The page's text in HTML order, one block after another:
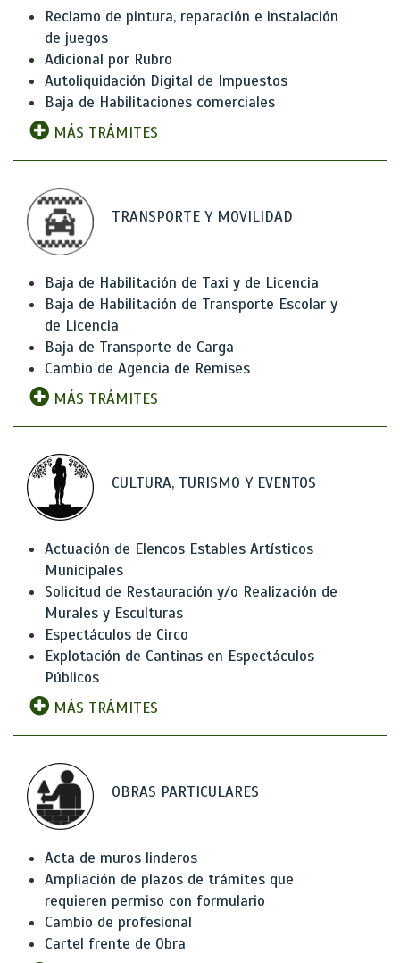
Reclamo de pintura, reparación e instalación
de juegos
Adicional por Rubro
Autoliquidación Digital de Impuestos
Baja de Habilitaciones comerciales
MÁS TRÁMITES
TRANSPORTE Y MOVILIDAD
Baja de Habilitación de Taxi y de Licencia
Baja de Habilitación de Transporte Escolar y
de Licencia
Baja de Transporte de Carga
Cambio de Agencia de Remises
MÁS TRÁMITES
CULTURA, TURISMO Y EVENTOS
Actuación de Elencos Estables Artísticos
Municipales
Solicitud de Restauración y/o Realización de
Murales y Esculturas
Espectáculos de Circo
Explotación de Cantinas en Espectáculos
Públicos
MÁS TRÁMITES
OBRAS PARTICULARES
Acta de muros linderos
Ampliación de plazos de trámites que
requieren permiso con formulario
Cambio de profesional
Cartel frente de Obra